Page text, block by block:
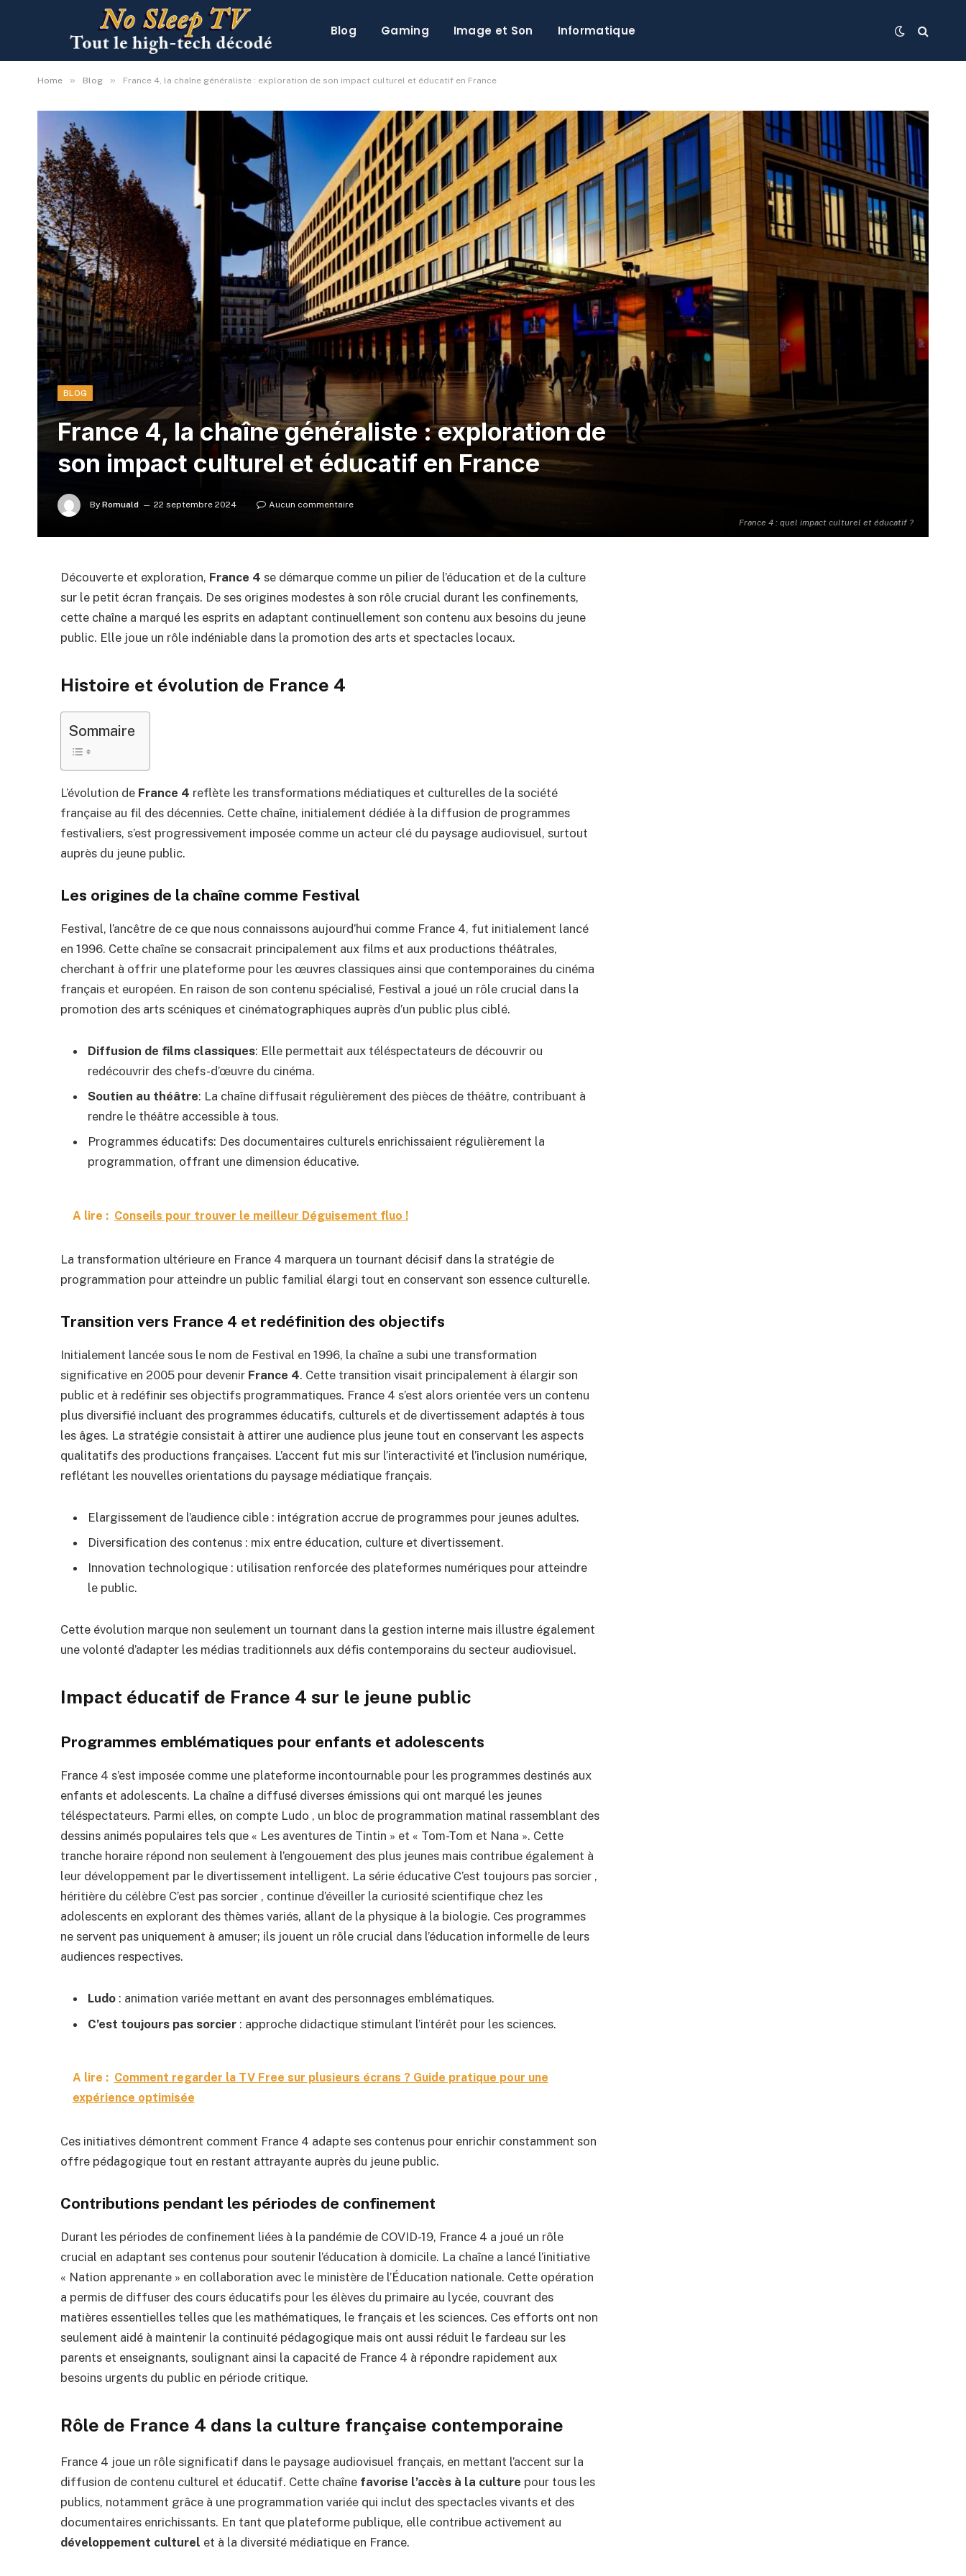
Blog Gaming Image et Son Informatique
Home » Blog » France 4, la chaîne généraliste : exploration de son impact culturel et éducatif en France
France 4 : quel impact culturel et éducatif ?
BLOG
France 4, la chaîne généraliste : exploration de
son impact culturel et éducatif en France
By Romuald 22 septembre 2024 Aucun commentaire
Découverte et exploration, France 4 se démarque comme un pilier de l’éducation et de la culture
sur le petit écran français. De ses origines modestes à son rôle crucial durant les confinements,
cette chaîne a marqué les esprits en adaptant continuellement son contenu aux besoins du jeune
public. Elle joue un rôle indéniable dans la promotion des arts et spectacles locaux.
Histoire et évolution de France 4
Sommaire
L’évolution de France 4 reflète les transformations médiatiques et culturelles de la société
française au fil des décennies. Cette chaîne, initialement dédiée à la diffusion de programmes
festivaliers, s’est progressivement imposée comme un acteur clé du paysage audiovisuel, surtout
auprès du jeune public.
Les origines de la chaîne comme Festival
Festival, l’ancêtre de ce que nous connaissons aujourd’hui comme France 4, fut initialement lancé
en 1996. Cette chaîne se consacrait principalement aux films et aux productions théâtrales,
cherchant à offrir une plateforme pour les œuvres classiques ainsi que contemporaines du cinéma
français et européen. En raison de son contenu spécialisé, Festival a joué un rôle crucial dans la
promotion des arts scéniques et cinématographiques auprès d’un public plus ciblé.
Diffusion de films classiques: Elle permettait aux téléspectateurs de découvrir ou
redécouvrir des chefs-d’œuvre du cinéma.
Soutien au théâtre: La chaîne diffusait régulièrement des pièces de théâtre, contribuant à
rendre le théâtre accessible à tous.
Programmes éducatifs: Des documentaires culturels enrichissaient régulièrement la
programmation, offrant une dimension éducative.
A lire : Conseils pour trouver le meilleur Déguisement fluo !
La transformation ultérieure en France 4 marquera un tournant décisif dans la stratégie de
programmation pour atteindre un public familial élargi tout en conservant son essence culturelle.
Transition vers France 4 et redéfinition des objectifs
Initialement lancée sous le nom de Festival en 1996, la chaîne a subi une transformation
significative en 2005 pour devenir France 4. Cette transition visait principalement à élargir son
public et à redéfinir ses objectifs programmatiques. France 4 s’est alors orientée vers un contenu
plus diversifié incluant des programmes éducatifs, culturels et de divertissement adaptés à tous
les âges. La stratégie consistait à attirer une audience plus jeune tout en conservant les aspects
qualitatifs des productions françaises. L’accent fut mis sur l’interactivité et l’inclusion numérique,
reflétant les nouvelles orientations du paysage médiatique français.
Elargissement de l’audience cible : intégration accrue de programmes pour jeunes adultes.
Diversification des contenus : mix entre éducation, culture et divertissement.
Innovation technologique : utilisation renforcée des plateformes numériques pour atteindre
le public.
Cette évolution marque non seulement un tournant dans la gestion interne mais illustre également
une volonté d’adapter les médias traditionnels aux défis contemporains du secteur audiovisuel.
Impact éducatif de France 4 sur le jeune public
Programmes emblématiques pour enfants et adolescents
France 4 s’est imposée comme une plateforme incontournable pour les programmes destinés aux
enfants et adolescents. La chaîne a diffusé diverses émissions qui ont marqué les jeunes
téléspectateurs. Parmi elles, on compte Ludo , un bloc de programmation matinal rassemblant des
dessins animés populaires tels que « Les aventures de Tintin » et « Tom-Tom et Nana ». Cette
tranche horaire répond non seulement à l’engouement des plus jeunes mais contribue également à
leur développement par le divertissement intelligent. La série éducative C’est toujours pas sorcier ,
héritière du célèbre C’est pas sorcier , continue d’éveiller la curiosité scientifique chez les
adolescents en explorant des thèmes variés, allant de la physique à la biologie. Ces programmes
ne servent pas uniquement à amuser; ils jouent un rôle crucial dans l’éducation informelle de leurs
audiences respectives.
Ludo : animation variée mettant en avant des personnages emblématiques.
C’est toujours pas sorcier : approche didactique stimulant l’intérêt pour les sciences.
A lire : Comment regarder la TV Free sur plusieurs écrans ? Guide pratique pour une
expérience optimisée
Ces initiatives démontrent comment France 4 adapte ses contenus pour enrichir constamment son
offre pédagogique tout en restant attrayante auprès du jeune public.
Contributions pendant les périodes de confinement
Durant les périodes de confinement liées à la pandémie de COVID-19, France 4 a joué un rôle
crucial en adaptant ses contenus pour soutenir l’éducation à domicile. La chaîne a lancé l’initiative
« Nation apprenante » en collaboration avec le ministère de l’Éducation nationale. Cette opération
a permis de diffuser des cours éducatifs pour les élèves du primaire au lycée, couvrant des
matières essentielles telles que les mathématiques, le français et les sciences. Ces efforts ont non
seulement aidé à maintenir la continuité pédagogique mais ont aussi réduit le fardeau sur les
parents et enseignants, soulignant ainsi la capacité de France 4 à répondre rapidement aux
besoins urgents du public en période critique.
Rôle de France 4 dans la culture française contemporaine
France 4 joue un rôle significatif dans le paysage audiovisuel français, en mettant l’accent sur la
diffusion de contenu culturel et éducatif. Cette chaîne favorise l’accès à la culture pour tous les
publics, notamment grâce à une programmation variée qui inclut des spectacles vivants et des
documentaires enrichissants. En tant que plateforme publique, elle contribue activement au
développement culturel et à la diversité médiatique en France.